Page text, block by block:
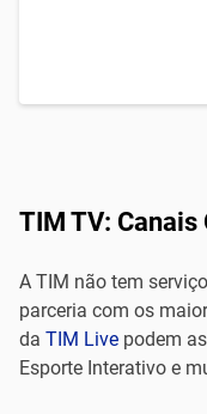
TIM TV: Canais
A TIM não tem
parceria com os
da TIM Live podem
Esporte Interativo e